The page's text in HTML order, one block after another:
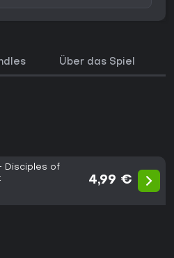
Über das Spiel
Disciples of
4,99 €